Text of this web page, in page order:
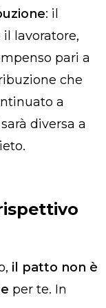
: il
lavoratore,
pari a
che
a
diversa a
il patto non è
per te. In